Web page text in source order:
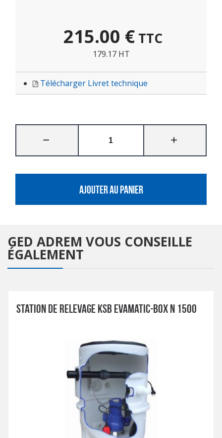
215.00 € TTC
179.17 HT
Télécharger Livret technique
AJOUTER AU PANIER
GED ADREM VOUS CONSEILLE
ÉGALEMENT
STATION DE RELEVAGE KSB EVAMATIC-BOX N 1500